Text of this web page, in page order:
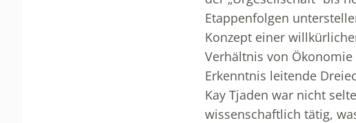
Etappenfolgen
Konzept einer
Verhältnis von Ökonomie
Erkenntnis leitende
Kay Tjaden war nicht
wissenschaftlich tätig,